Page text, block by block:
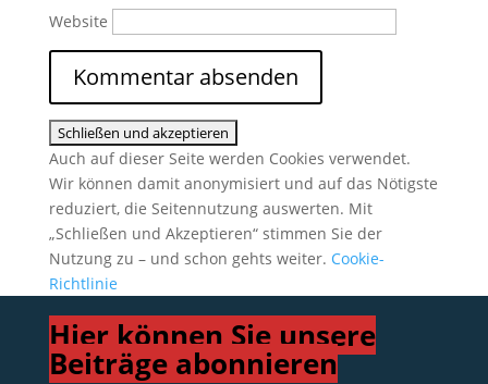
Website
Auch auf dieser Seite werden Cookies verwendet.
Wir können damit anonymisiert und auf das Nötigste
reduziert, die Seitennutzung auswerten. Mit
„Schließen und Akzeptieren“ stimmen Sie der
Nutzung zu – und schon gehts weiter. Cookie-
Richtlinie
Hier können Sie unsere
Beiträge abonnieren